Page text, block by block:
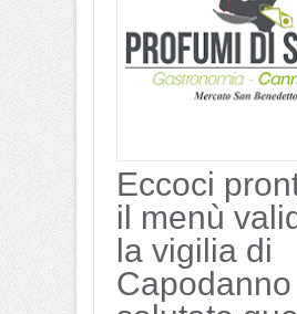
Eccoci
il menù
la vigilia di